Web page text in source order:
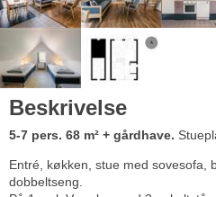
Beskrivelse
5-7 pers. 68 m² + gårdhave.
Entré, køkken, stue med
dobbeltseng.